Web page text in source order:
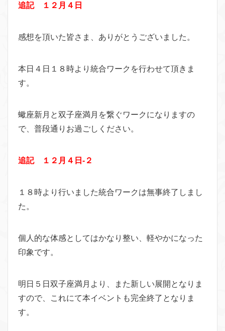
追記 １２月４日
感想を頂いた皆さま、ありがとうございました。
本日４日１８時より統合ワークを行わせて頂きま
す。
蠍座新月と双子座満月を繋ぐワークになりますの
で、普段通りお過ごしください。
追記 １２月４日-２
１８時より行いました統合ワークは無事終了しまし
た。
個人的な体感としてはかなり整い、軽やかになった
印象です。
明日５日双子座満月より、また新しい展開となりま
すので、これにて本イベントも完全終了となりま
す。